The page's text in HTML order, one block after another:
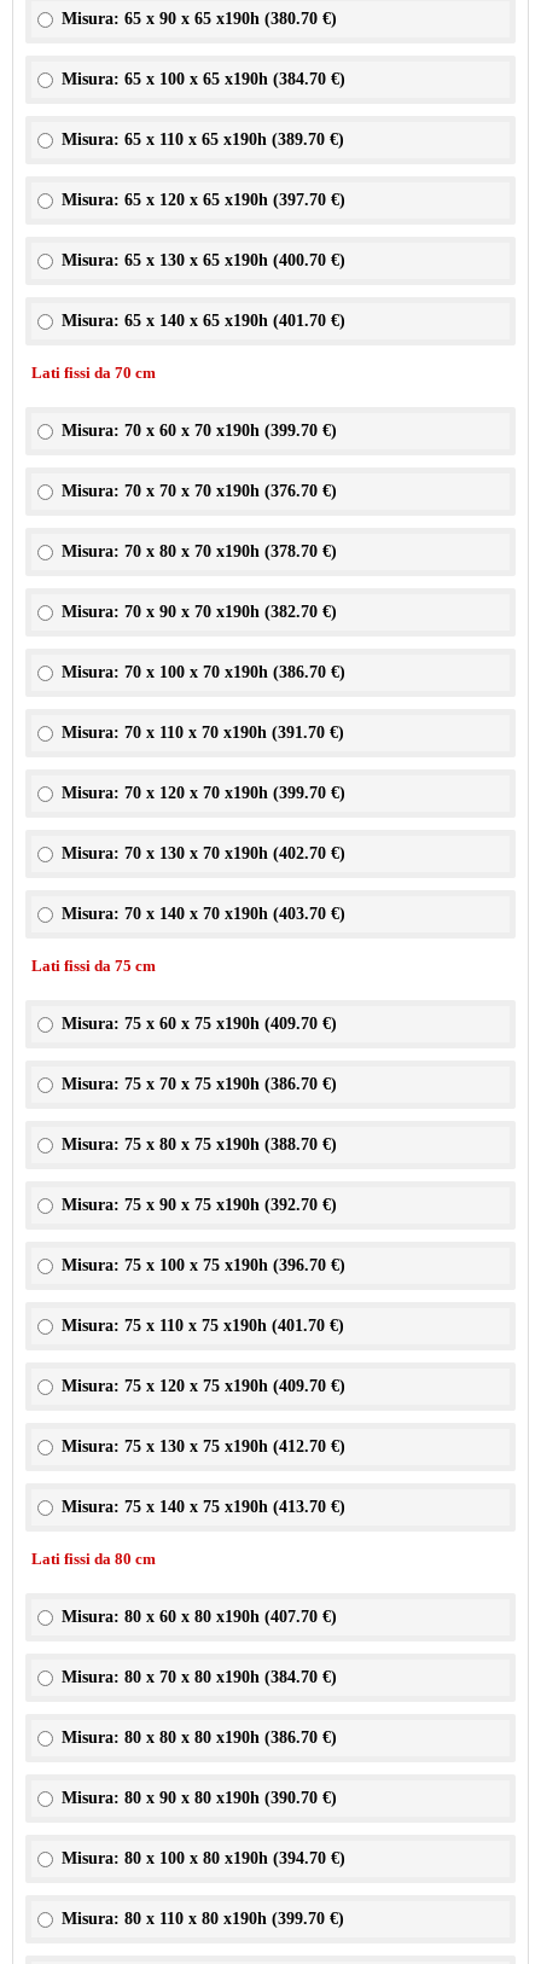
Misura: 65 x 90 x 65 x190h (380.70 €)
Misura: 65 x 100 x 65 x190h (384.70 €)
Misura: 65 x 110 x 65 x190h (389.70 €)
Misura: 65 x 120 x 65 x190h (397.70 €)
Misura: 65 x 130 x 65 x190h (400.70 €)
Misura: 65 x 140 x 65 x190h (401.70 €)
Lati fissi da 70 cm
Misura: 70 x 60 x 70 x190h (399.70 €)
Misura: 70 x 70 x 70 x190h (376.70 €)
Misura: 70 x 80 x 70 x190h (378.70 €)
Misura: 70 x 90 x 70 x190h (382.70 €)
Misura: 70 x 100 x 70 x190h (386.70 €)
Misura: 70 x 110 x 70 x190h (391.70 €)
Misura: 70 x 120 x 70 x190h (399.70 €)
Misura: 70 x 130 x 70 x190h (402.70 €)
Misura: 70 x 140 x 70 x190h (403.70 €)
Lati fissi da 75 cm
Misura: 75 x 60 x 75 x190h (409.70 €)
Misura: 75 x 70 x 75 x190h (386.70 €)
Misura: 75 x 80 x 75 x190h (388.70 €)
Misura: 75 x 90 x 75 x190h (392.70 €)
Misura: 75 x 100 x 75 x190h (396.70 €)
Misura: 75 x 110 x 75 x190h (401.70 €)
Misura: 75 x 120 x 75 x190h (409.70 €)
Misura: 75 x 130 x 75 x190h (412.70 €)
Misura: 75 x 140 x 75 x190h (413.70 €)
Lati fissi da 80 cm
Misura: 80 x 60 x 80 x190h (407.70 €)
Misura: 80 x 70 x 80 x190h (384.70 €)
Misura: 80 x 80 x 80 x190h (386.70 €)
Misura: 80 x 90 x 80 x190h (390.70 €)
Misura: 80 x 100 x 80 x190h (394.70 €)
Misura: 80 x 110 x 80 x190h (399.70 €)